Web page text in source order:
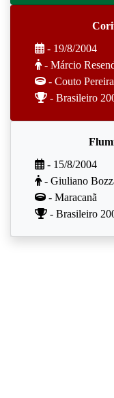
- 19/8/2004
- Márcio
- Couto Pereira
- Brasileiro
- 15/8/2004
- Giuliano
- Maracanã
- Brasileiro